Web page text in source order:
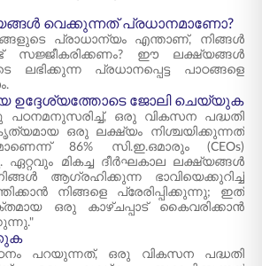
വെക്കുന്നത് പ്രധാനമാണോ?
പ്രാധാന്യം എന്താണ്, നിങ്ങൾ
ഈ ലക്ഷ്യങ്ങൾ
ലഭിക്കുന്ന പ്രധാനപ്പെട്ട പാഠങ്ങളെ
ജോലി ചെയ്യുക
പഠനമനുസരിച്ച്, ഒരു വികസന പദ്ധതി
ഒരു ലക്ഷ്യം നിശ്ചയിക്കുന്നത്
86% സി.ഇ.ഒമാരും (CEOs)
ഏറ്റവും മികച്ച ദീർഘകാല ലക്ഷ്യങ്ങൾ
ആഗ്രഹിക്കുന്ന ഭാവിയെക്കുറിച്ച്
നിങ്ങളെ പ്രേരിപ്പിക്കുന്നു; ഇത്
ഒരു കാഴ്ചപ്പാട് കൈവരിക്കാൻ
പറയുന്നത്, ഒരു വികസന പദ്ധതി